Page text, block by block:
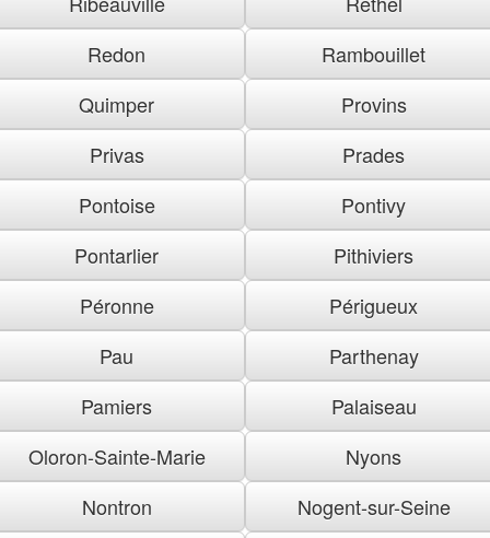
Redon
Rambouillet
Quimper
Provins
Privas
Prades
Pontoise
Pontivy
Pontarlier
Pithiviers
Péronne
Périgueux
Pau
Parthenay
Pamiers
Palaiseau
Oloron-Sainte-Marie
Nyons
Nontron
Nogent-sur-Seine